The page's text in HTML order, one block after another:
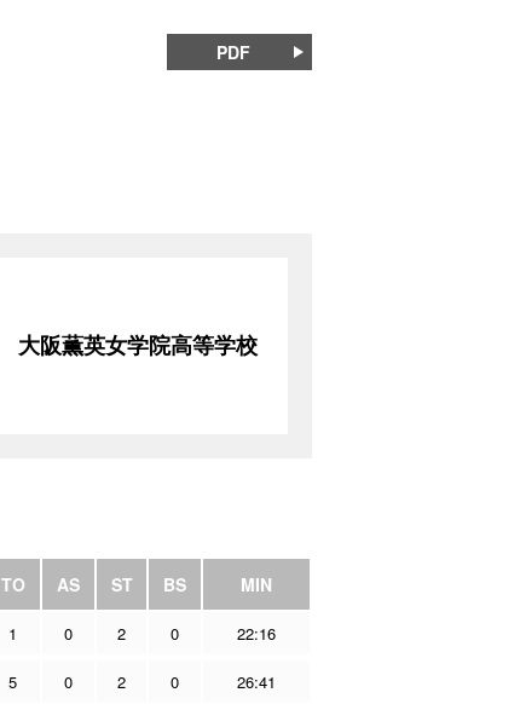
PDF
大阪薫英女学院高等学校
TO AS ST BS MIN
1 0 2 0 22:16
5 0 2 0 26:41